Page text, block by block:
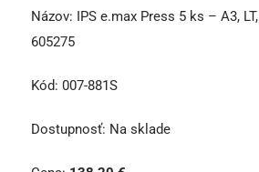
Názov:
IPS e.max Press 5 ks – A3, LT,
605275
Kód: 007-881S
Dostupnosť: Na sklade